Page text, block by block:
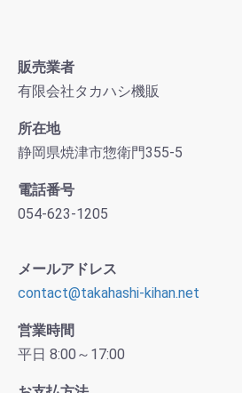
販売業者
有限会社タカハシ機販
所在地
静岡県焼津市惣衛門355-5
電話番号
054-623-1205
メールアドレス
contact@takahashi-kihan.net
営業時間
平日 8:00～17:00